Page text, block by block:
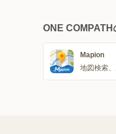
ONE COMPATH
Mapion
地図検索